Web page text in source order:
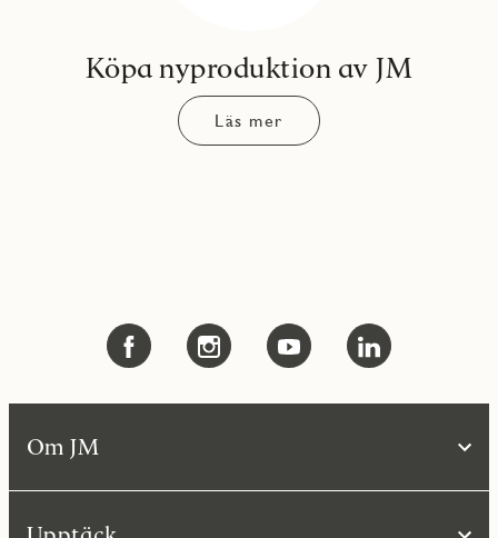
Köpa nyproduktion av JM
Läs mer
Om JM